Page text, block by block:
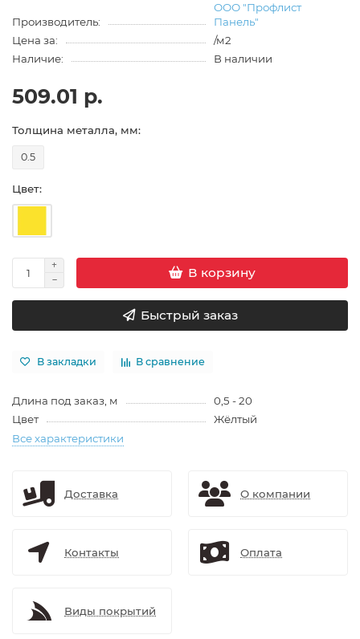
Производитель:
ООО "Профлист
Панель"
Цена за:
/м2
Наличие:
В наличии
509.01 р.
Толщина металла, мм:
0.5
Цвет:
В корзину
Быстрый заказ
В закладки В сравнение
Длина под заказ, м
0,5 - 20
Цвет
Жёлтый
Все характеристики
Доставка О компании
Контакты Оплата
Виды покрытий